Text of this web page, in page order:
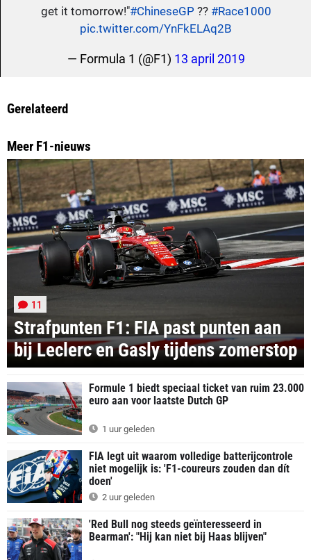
get it tomorrow!"#ChineseGP ?? #Race1000
pic.twitter.com/YnFkELAq2B
— Formula 1 (@F1) 13 april 2019
Gerelateerd
Meer F1-nieuws
Strafpunten F1: FIA past punten aan
bij Leclerc en Gasly tijdens zomerstop
11
Formule 1 biedt speciaal ticket van ruim 23.000
euro aan voor laatste Dutch GP
1 uur geleden
FIA legt uit waarom volledige batterijcontrole
niet mogelijk is: 'F1-coureurs zouden dan dít
doen'
2 uur geleden
'Red Bull nog steeds geïnteresseerd in
Bearman': "Hij kan niet bij Haas blijven"